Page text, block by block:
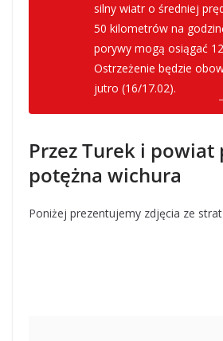
silny wiatr o średniej
50 kilometrów na
porywy mogą osiągać
Ostrzeżenie będzie
jutro (16/17.02).
Przez Turek i powiat
potężna wichura
Poniżej prezentujemy zdjęcia ze